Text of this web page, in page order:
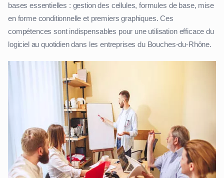
bases essentielles : gestion des cellules, formules de base, mise
en forme conditionnelle et premiers graphiques. Ces
compétences sont indispensables pour une utilisation efficace du
logiciel au quotidien dans les entreprises du Bouches-du-Rhône.